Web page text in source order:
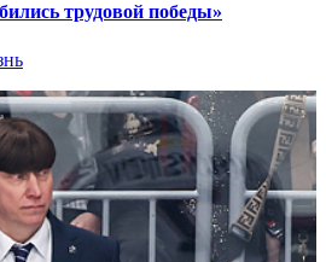
трудовой победы»